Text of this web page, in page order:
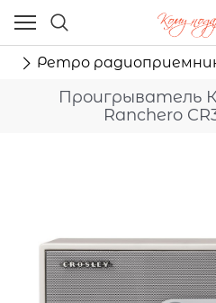
Ретро
Проигрыватель
Ranchero
Ваш город - Москва,
угадали?
ДА НЕТ